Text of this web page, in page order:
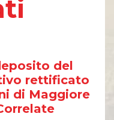
e
e relazioni
del
rettificato
di Maggiore